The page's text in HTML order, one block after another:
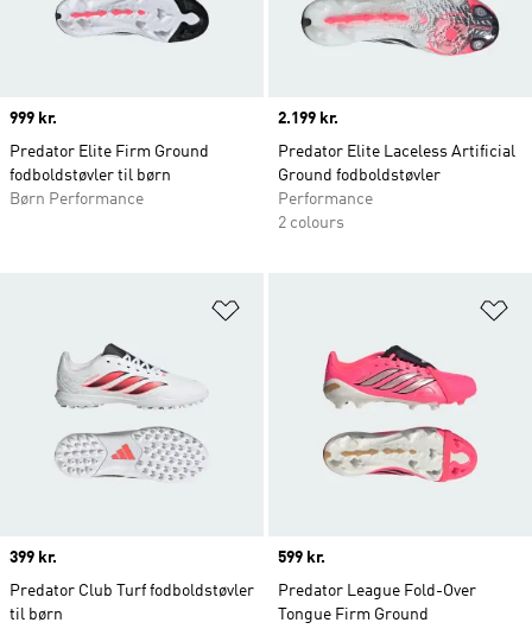
Price
999 kr.
Predator Elite Firm Ground
fodboldstøvler til børn
Børn Performance
Price
2.199 kr.
Predator Elite Laceless Artificial
Ground fodboldstøvler
Performance
2 colours
Price
399 kr.
Predator Club Turf fodboldstøvler
til børn
Price
599 kr.
Predator League Fold-Over
Tongue Firm Ground